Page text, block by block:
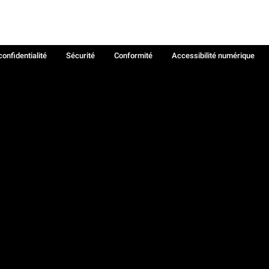
Sécurité Conformité
Accessibilité numérique